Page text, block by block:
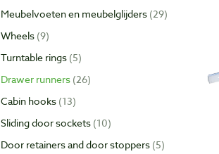
Meubelvoeten en meubelglijders 29
Wheels 9
Turntable rings 5
Drawer runners 26
Cabin hooks 13
Sliding door sockets 10
Door retainers and door stoppers 5